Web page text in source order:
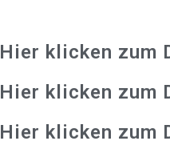
Hier klicken zum
Hier klicken zum
Hier klicken zum